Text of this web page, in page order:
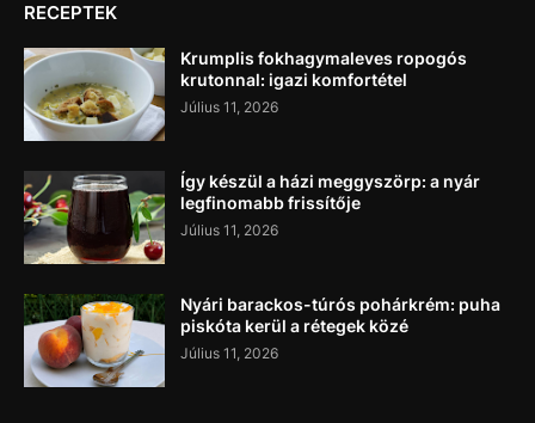
RECEPTEK
Krumplis fokhagymaleves ropogós
krutonnal: igazi komfortétel
Július 11, 2026
Így készül a házi meggyszörp: a nyár
legfinomabb frissítője
Július 11, 2026
Nyári barackos-túrós pohárkrém: puha
piskóta kerül a rétegek közé
Július 11, 2026